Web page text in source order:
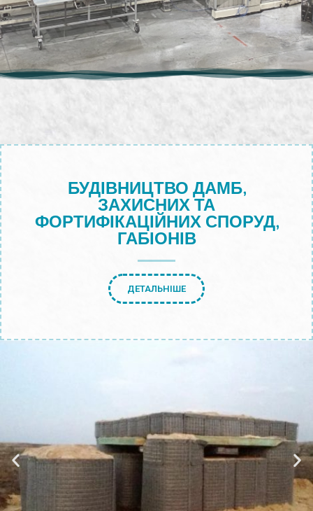
БУДІВНИЦТВО ДАМБ,
ЗАХИСНИХ ТА
ФОРТИФІКАЦІЙНИХ СПОРУД,
ГАБІОНІВ
ДЕТАЛЬНІШЕ